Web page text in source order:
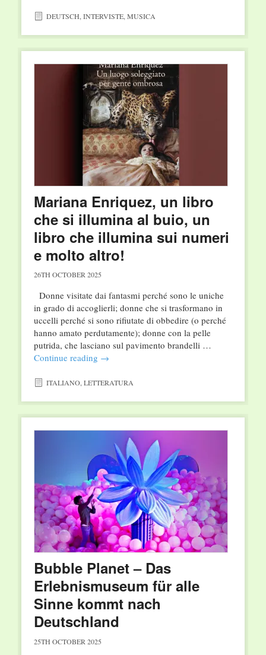
DEUTSCH INTERVISTE, MUSICA
Mariana Enriquez, un libro
che si illumina al buio, un
libro che illumina sui numeri
e molto altro!
26TH OCTOBER 2025
Donne visitate dai fantasmi perché sono le uniche
in grado di accoglierli; donne che si trasformano in
uccelli perché si sono rifiutate di obbedire (o perché
hanno amato perdutamente); donne con la pelle
putrida, che lasciano sul pavimento brandelli …
Continue reading →
ITALIANO, LETTERATURA
Bubble Planet – Das
Erlebnismuseum für alle
Sinne kommt nach
Deutschland
25TH OCTOBER 2025